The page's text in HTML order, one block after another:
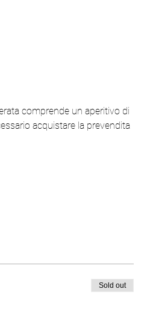
comprende un aperitivo di
acquistare la prevendita
Sold out